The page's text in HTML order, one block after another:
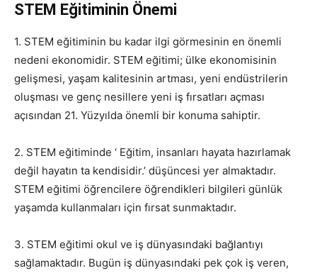
STEM Eğitiminin Önemi
1. STEM eğitiminin bu kadar ilgi görmesinin en önemli
nedeni ekonomidir. STEM eğitimi; ülke ekonomisinin
gelişmesi, yaşam kalitesinin artması, yeni endüstrilerin
oluşması ve genç nesillere yeni iş fırsatları açması
açısından 21. Yüzyılda önemli bir konuma sahiptir.
2. STEM eğitiminde ‘ Eğitim, insanları hayata hazırlamak
değil hayatın ta kendisidir.’ düşüncesi yer almaktadır.
STEM eğitimi öğrencilere öğrendikleri bilgileri günlük
yaşamda kullanmaları için fırsat sunmaktadır.
3. STEM eğitimi okul ve iş dünyasındaki bağlantıyı
sağlamaktadır. Bugün iş dünyasındaki pek çok iş veren,